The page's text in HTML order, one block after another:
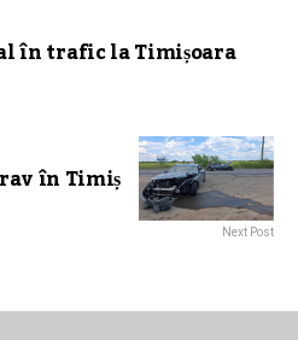
în trafic la Timișoara
în Timiș
Next Post